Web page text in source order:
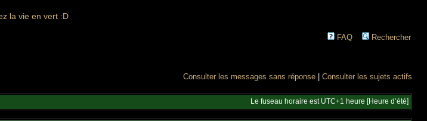
la vie en vert :D
FAQ Rechercher
Consulter les messages sans réponse Consulter les sujets actifs
Le fuseau horaire est UTC+1 heure [Heure d’été]